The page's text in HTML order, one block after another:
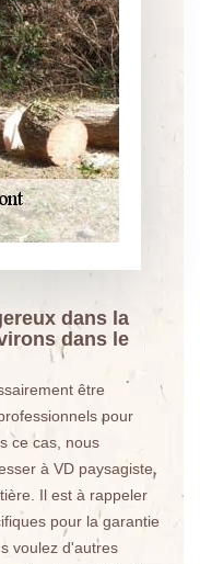
dans la
dans le
être
pour
ce cas, nous
à VD paysagiste.
Il est à rappeler
pour la garantie
voulez d'autres